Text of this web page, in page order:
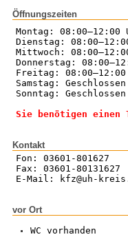
Öffnungszeiten
Montag: 08:00–12:00
Dienstag:
Mittwoch:
Donnerstag:
Freitag: 08:00–12:00
Samstag: Geschlossen
Sonntag: Geschlossen
Sie benötigen einen
Kontakt
Fon: 03601-801627
Fax: 03601-80131627
E-Mail: kfz@uh-
vor Ort
WC vorhanden